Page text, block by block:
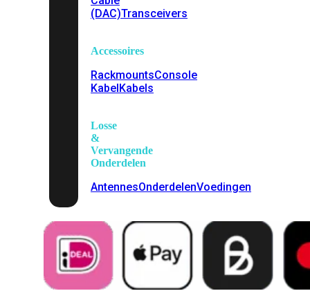
(DAC)Transceivers
Accessoires
RackmountsConsole
KabelKabels
Losse
&
Vervangende
Onderdelen
AntennesOnderdelenVoedingen